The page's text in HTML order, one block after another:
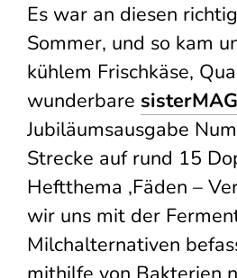
Es war an diesen
Sommer, und so kam
kühlem Frischkäse,
wunderbare sisterMAG
Jubiläumsausgabe
Strecke auf rund 15
Heftthema ‚Fäden –
wir uns mit der
Milchalternativen